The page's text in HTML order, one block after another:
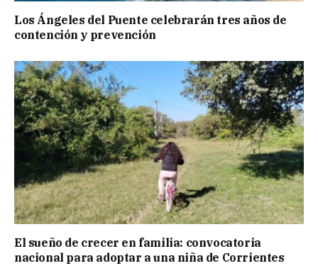
Los Ángeles del Puente celebrarán tres años de
contención y prevención
El sueño de crecer en familia: convocatoria
nacional para adoptar a una niña de Corrientes